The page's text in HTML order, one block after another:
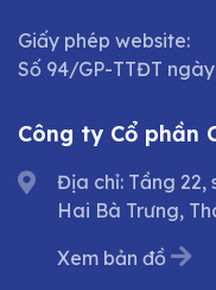
Giấy phép website:
Số 94/GP-TTĐT
Công ty Cổ phần
Địa chỉ: Tầng 22,
Hai Bà Trưng,
Xem bản đồ